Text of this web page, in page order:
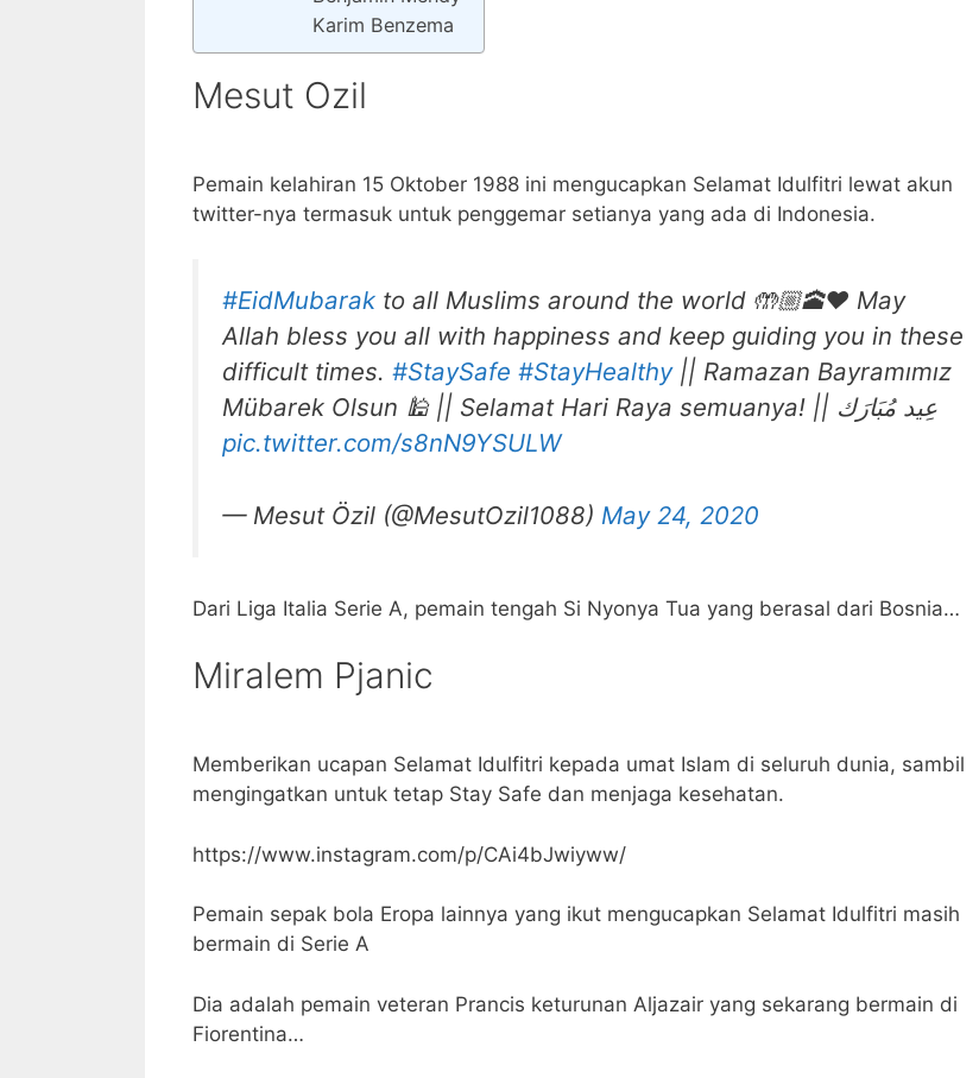
Karim Benzema
Mesut Ozil
Pemain kelahiran 15 Oktober 1988 ini mengucapkan Selamat Idulfitri lewat akun
twitter-nya termasuk untuk penggemar setianya yang ada di Indonesia.
#EidMubarak to all Muslims around the world 🤲🏼🕋❤️ May
Allah bless you all with happiness and keep guiding you in these
difficult times. #StaySafe #StayHealthy|| Ramazan Bayramımız
Mübarek Olsun 🕌 || Selamat Hari Raya semuanya! || عِيد مُبَارَك
pic.twitter.com/s8nN9YSULW
— Mesut Özil (@MesutOzil1088) May 24, 2020
Dari Liga Italia Serie A, pemain tengah Si Nyonya Tua yang berasal dari Bosnia…
Miralem Pjanic
Memberikan ucapan Selamat Idulfitri kepada umat Islam di seluruh dunia, sambil
mengingatkan untuk tetap Stay Safe dan menjaga kesehatan.
https://www.instagram.com/p/CAi4bJwiyww/
Pemain sepak bola Eropa lainnya yang ikut mengucapkan Selamat Idulfitri masih
bermain di Serie A
Dia adalah pemain veteran Prancis keturunan Aljazair yang sekarang bermain di
Fiorentina…